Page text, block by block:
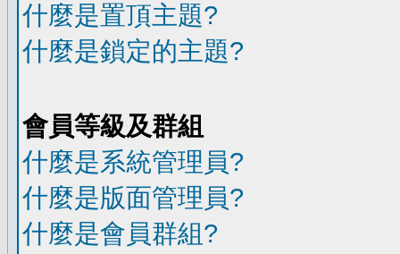
什麼是置頂主題?
什麼是鎖定的主題?
會員等級及群組
什麼是系統管理員?
什麼是版面管理員?
什麼是會員群組?